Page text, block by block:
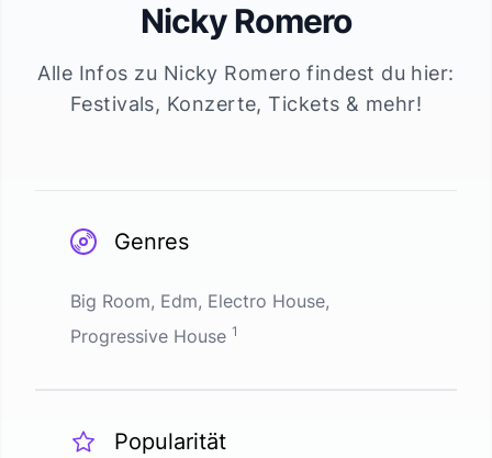
Nicky Romero
Alle Infos zu Nicky Romero findest du hier:
Festivals, Konzerte, Tickets & mehr!
Genres
Big Room, Edm, Electro House,
Progressive House 1
Popularität